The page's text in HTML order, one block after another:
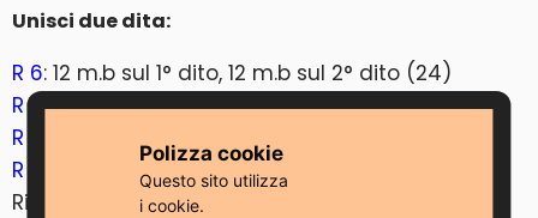
Unisci due dita:
R 6: 12 m.b sul 1° dito, 12 m.b sul 2° dito (24)
R 7 : 24 mb
R 8
: (2 mb, dim) * 6 (18)
R 9-10
: 18 mb (2 righe)
Riempire con fibra di riempimento.
Polizza cookie
Questo sito utilizza
i cookie.